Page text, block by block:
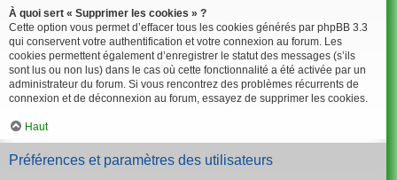
À quoi sert « Supprimer les cookies » ?
Cette option vous permet d’effacer tous les cookies générés par phpBB 3.3
qui conservent votre authentification et votre connexion au forum. Les
cookies permettent également d’enregistrer le statut des messages (s’ils
sont lus ou non lus) dans le cas où cette fonctionnalité a été activée par un
administrateur du forum. Si vous rencontrez des problèmes récurrents de
connexion et de déconnexion au forum, essayez de supprimer les cookies.
Haut
Préférences et paramètres des utilisateurs